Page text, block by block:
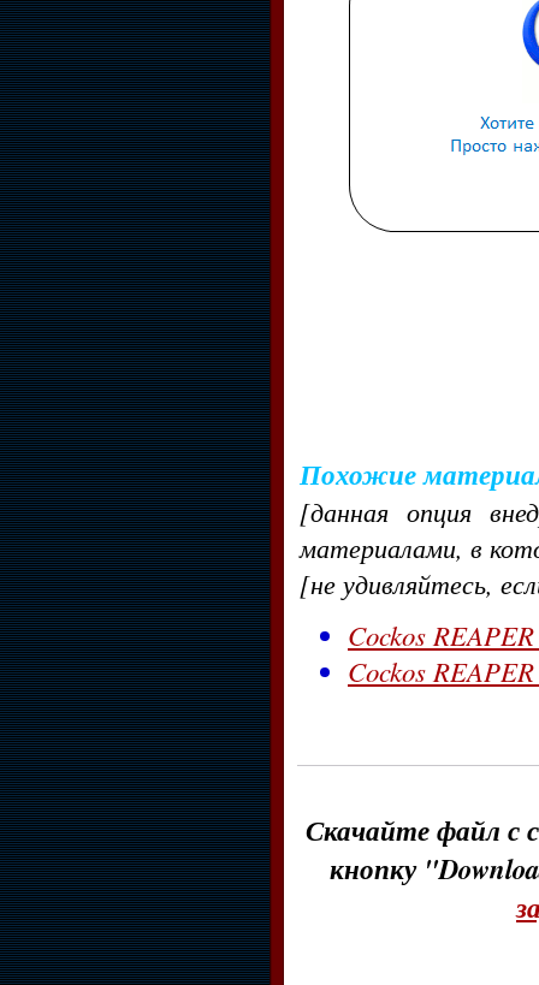
Похожие
[данная опция
материалами, в
[не удивляйтесь,
Cockos
Cockos
Скачайте файл с
кнопку